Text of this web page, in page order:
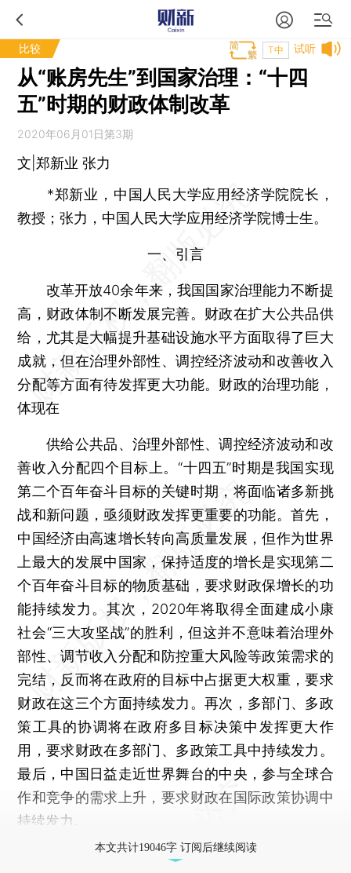
比较 试听
T中
从“账房先生”到国家治理：“十四
五”时期的财政体制改革
2020年06月01日第3期
文|郑新业 张力
*郑新业，中国人民大学应用经济学院院长，
教授；张力，中国人民大学应用经济学院博士生。
一、引言
改革开放40余年来，我国国家治理能力不断提
高，财政体制不断发展完善。财政在扩大公共品供
给，尤其是大幅提升基础设施水平方面取得了巨大
成就，但在治理外部性、调控经济波动和改善收入
分配等方面有待发挥更大功能。财政的治理功能，
体现在
供给公共品、治理外部性、调控经济波动和改
善收入分配四个目标上。“十四五”时期是我国实现
第二个百年奋斗目标的关键时期，将面临诸多新挑
战和新问题，亟须财政发挥更重要的功能。首先，
中国经济由高速增长转向高质量发展，但作为世界
上最大的发展中国家，保持适度的增长是实现第二
个百年奋斗目标的物质基础，要求财政保增长的功
能持续发力。其次，2020年将取得全面建成小康
社会“三大攻坚战”的胜利，但这并不意味着治理外
部性、调节收入分配和防控重大风险等政策需求的
完结，反而将在政府的目标中占据更大权重，要求
财政在这三个方面持续发力。再次，多部门、多政
策工具的协调将在政府多目标决策中发挥更大作
用，要求财政在多部门、多政策工具中持续发力。
最后，中国日益走近世界舞台的中央，参与全球合
作和竞争的需求上升，要求财政在国际政策协调中
持续发力。
本文共计19046字 订阅后继续阅读